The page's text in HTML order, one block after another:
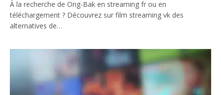
À la recherche de Ong-Bak en streaming fr ou en
téléchargement ? Découvrez sur film streaming vk des
alternatives de…